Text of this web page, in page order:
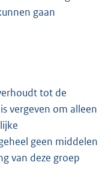
gaan
tot de
vergeven om alleen
geen middelen
van deze groep